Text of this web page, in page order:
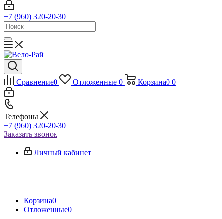
+7 (960) 320-20-30
Сравнение0 Отложенные 0 Корзина0 0
Телефоны
+7 (960) 320-20-30
Заказать звонок
Личный кабинет
Корзина0
Отложенные0